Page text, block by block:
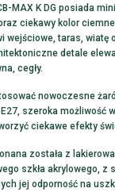
MAX K DG posiada
ciekawy kolor
wejściowe, taras, wiatę
detale
cegły.
nowoczesne
szeroka możliwość
ciekawe efekty
została z
szkła akrylowego, z
jej odporność na